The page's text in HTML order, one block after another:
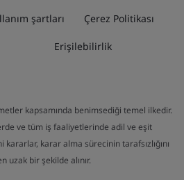
şartları Çerez Politikası
Erişilebilirlik
kapsamında benimsediği temel ilkedir.
ve tüm iş faaliyetlerinde adil ve eşit
kararlar, karar alma sürecinin tarafsızlığını
uzak bir şekilde alınır.